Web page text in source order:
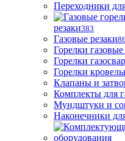
Переходники
резаки383
Газовые резаки86
Горелки
Горелки
Горелки
Клапаны и
Комплекты для
Мундштуки и
Наконечники